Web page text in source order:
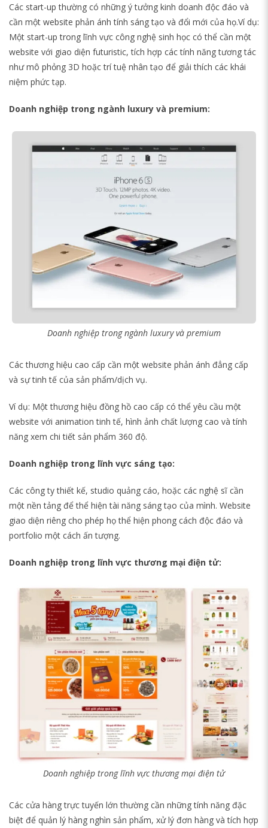
Các start-up thường có những ý tưởng kinh doanh độc đáo và
cần một website phản ánh tính sáng tạo và đổi mới của họ.Ví dụ:
Một start-up trong lĩnh vực công nghệ sinh học có thể cần một
website với giao diện futuristic, tích hợp các tính năng tương tác
như mô phỏng 3D hoặc trí tuệ nhân tạo để giải thích các khái
niệm phức tạp.
Doanh nghiệp trong ngành luxury và premium:
Doanh nghiệp trong ngành luxury và premium
Các thương hiệu cao cấp cần một website phản ánh đẳng cấp
và sự tinh tế của sản phẩm/dịch vụ.
Ví dụ: Một thương hiệu đồng hồ cao cấp có thể yêu cầu một
website với animation tinh tế, hình ảnh chất lượng cao và tính
năng xem chi tiết sản phẩm 360 độ.
Doanh nghiệp trong lĩnh vực sáng tạo:
Các công ty thiết kế, studio quảng cáo, hoặc các nghệ sĩ cần
một nền tảng để thể hiện tài năng sáng tạo của mình. Website
giao diện riêng cho phép họ thể hiện phong cách độc đáo và
portfolio một cách ấn tượng.
Doanh nghiệp trong lĩnh vực thương mại điện tử:
Doanh nghiệp trong lĩnh vực thương mại điện tử
Các cửa hàng trực tuyến lớn thường cần những tính năng đặc
biệt để quản lý hàng nghìn sản phẩm, xử lý đơn hàng và tích hợp